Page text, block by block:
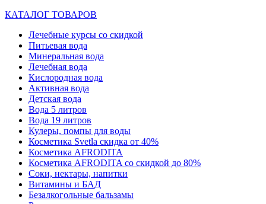
КАТАЛОГ ТОВАРОВ
Лечебные курсы со скидкой
Питьевая вода
Минеральная вода
Лечебная вода
Кислородная вода
Активная вода
Детская вода
Вода 5 литров
Вода 19 литров
Кулеры, помпы для воды
Косметика Svetla скидка от 40%
Косметика AFRODITA
Косметика AFRODITA со скидкой до 80%
Соки, нектары, напитки
Витамины и БАД
Безалкогольные бальзамы